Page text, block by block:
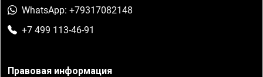
WhatsApp: +79317082148
+7 499 113-46-91
Правовая информация